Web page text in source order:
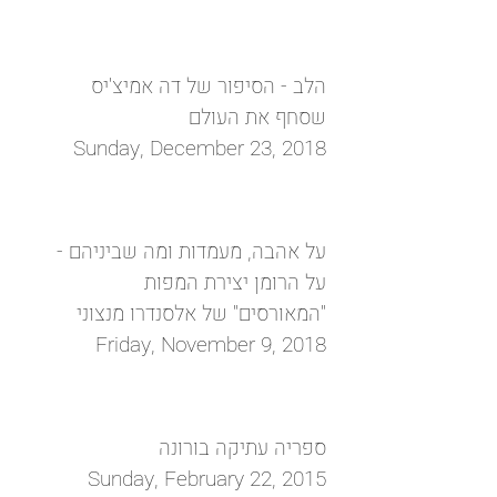
הלב - הסיפור של דה אמיצ'יס
שסחף את העולם
Sunday, December 23, 2018
על אהבה, מעמדות ומה שביניהם -
על הרומן יצירת המפות
"המאורסים" של אלסנדרו מנצוני
Friday, November 9, 2018
ספריה עתיקה בורונה
Sunday, February 22, 2015